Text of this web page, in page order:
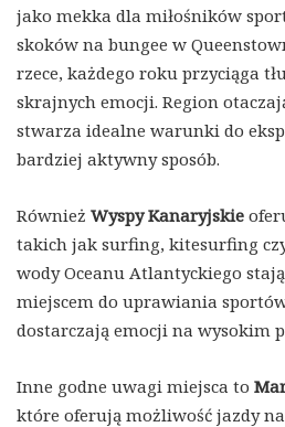
jako mekka dla miłośników
skoków na bungee w
rzece, każdego roku przyciąga
skrajnych emocji. Region
stwarza idealne warunki do
bardziej aktywny sposób.
Również Wyspy Kanaryjskie
takich jak surfing, kitesurfing
wody Oceanu Atlantyckiego
miejscem do uprawiania
dostarczają emocji na wysokim
Inne godne uwagi miejsca to
które oferują możliwość jazdy